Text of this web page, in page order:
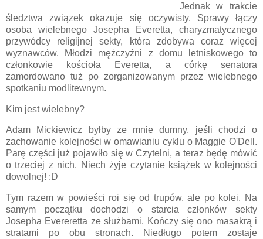
Jednak w trakcie
śledztwa związek okazuje się oczywisty. Sprawy łączy
osoba wielebnego Josepha Everetta, charyzmatycznego
przywódcy religijnej sekty, która zdobywa coraz więcej
wyznawców. Młodzi mężczyźni z domu letniskowego to
członkowie kościoła Everetta, a córkę senatora
zamordowano tuż po zorganizowanym przez wielebnego
spotkaniu modlitewnym.
Kim jest wielebny?
Adam Mickiewicz byłby ze mnie dumny, jeśli chodzi o
zachowanie kolejności w omawianiu cyklu o Maggie O'Dell.
Parę części już pojawiło się w Czytelni, a teraz będę mówić
o trzeciej z nich. Niech żyje czytanie książek w kolejności
dowolnej! :D
Tym razem w powieści roi się od trupów, ale po kolei. Na
samym początku dochodzi o starcia członków sekty
Josepha Evereretta ze służbami. Kończy się ono masakrą i
stratami po obu stronach. Niedługo potem zostaje